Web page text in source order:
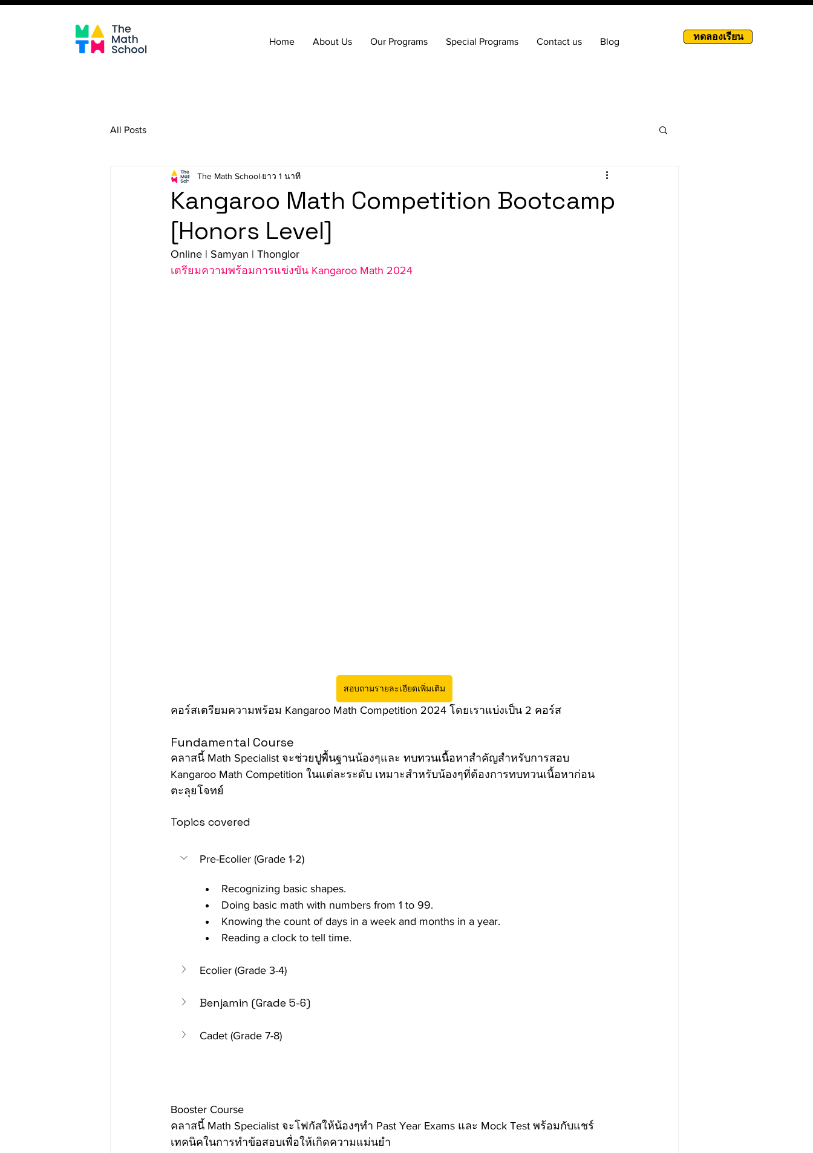
Home About Us Our Programs Special Programs Contact us Blog ทดลองเรียน
All Posts
Kangaroo Math Competition Bootcamp
[Honors Level]
The Math School ยาว 1 นาที
Online | Samyan | Thonglor
เตรียมความพร้อมการแข่งขัน Kangaroo Math 2024
สอบถามรายละเอียดเพิ่มเติม
คอร์สเตรียมความพร้อม Kangaroo Math Competition 2024 โดยเราแบ่งเป็น 2 คอร์ส
Fundamental Course
คลาสนี้ Math Specialist จะช่วยปูพื้นฐานน้องๆและ ทบทวนเนื้อหาสำคัญสำหรับการสอบ
Kangaroo Math Competition ในแต่ละระดับ เหมาะสำหรับน้องๆที่ต้องการทบทวนเนื้อหาก่อน
ตะลุยโจทย์
Topics covered
Pre-Ecolier (Grade 1-2)
Recognizing basic shapes.
Doing basic math with numbers from 1 to 99.
Knowing the count of days in a week and months in a year.
Reading a clock to tell time.
Ecolier (Grade 3-4)
Benjamin (Grade 5-6)
Cadet (Grade 7-8)
Booster Course
คลาสนี้ Math Specialist จะโฟกัสให้น้องๆทำ Past Year Exams และ Mock Test พร้อมกับแชร์
เทคนิคในการทำข้อสอบเพื่อให้เกิดความแม่นยำ